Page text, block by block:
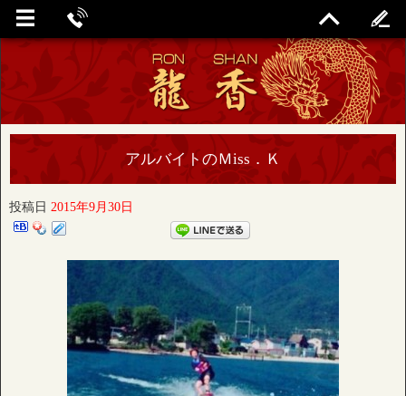
アルバイトのＭiss．Ｋ
投稿日 2015年9月30日